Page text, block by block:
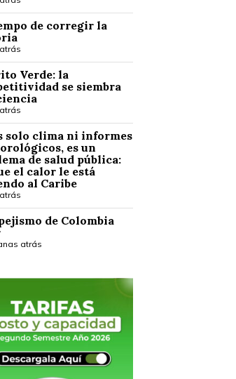
de corregir la
Verde: la
se siembra
solo clima ni informes
es un
de salud pública:
el calor le está
al Caribe
de Colombia
atrás